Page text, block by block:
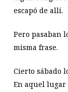
escapó de allí.
Pero pasaban
misma frase.
Cierto sábado
En aquel